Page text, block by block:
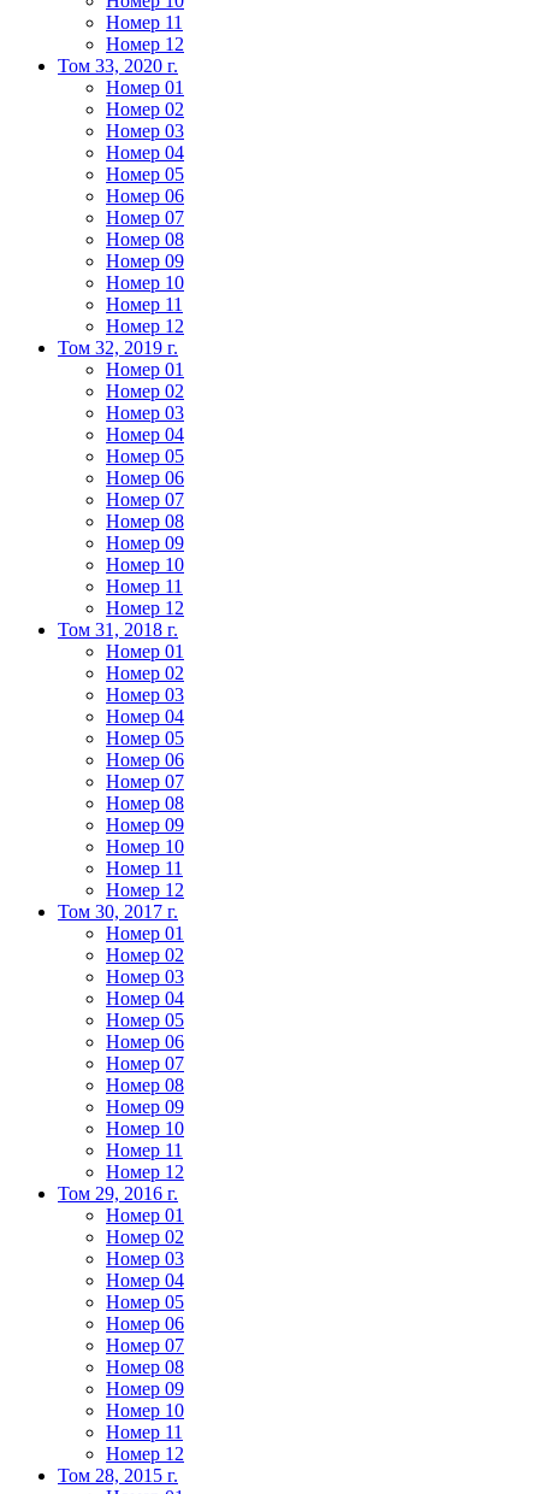
Номер 11
Номер 12
Том 33, 2020 г.
Номер 01
Номер 02
Номер 03
Номер 04
Номер 05
Номер 06
Номер 07
Номер 08
Номер 09
Номер 10
Номер 11
Номер 12
Том 32, 2019 г.
Номер 01
Номер 02
Номер 03
Номер 04
Номер 05
Номер 06
Номер 07
Номер 08
Номер 09
Номер 10
Номер 11
Номер 12
Том 31, 2018 г.
Номер 01
Номер 02
Номер 03
Номер 04
Номер 05
Номер 06
Номер 07
Номер 08
Номер 09
Номер 10
Номер 11
Номер 12
Том 30, 2017 г.
Номер 01
Номер 02
Номер 03
Номер 04
Номер 05
Номер 06
Номер 07
Номер 08
Номер 09
Номер 10
Номер 11
Номер 12
Том 29, 2016 г.
Номер 01
Номер 02
Номер 03
Номер 04
Номер 05
Номер 06
Номер 07
Номер 08
Номер 09
Номер 10
Номер 11
Номер 12
Том 28, 2015 г.